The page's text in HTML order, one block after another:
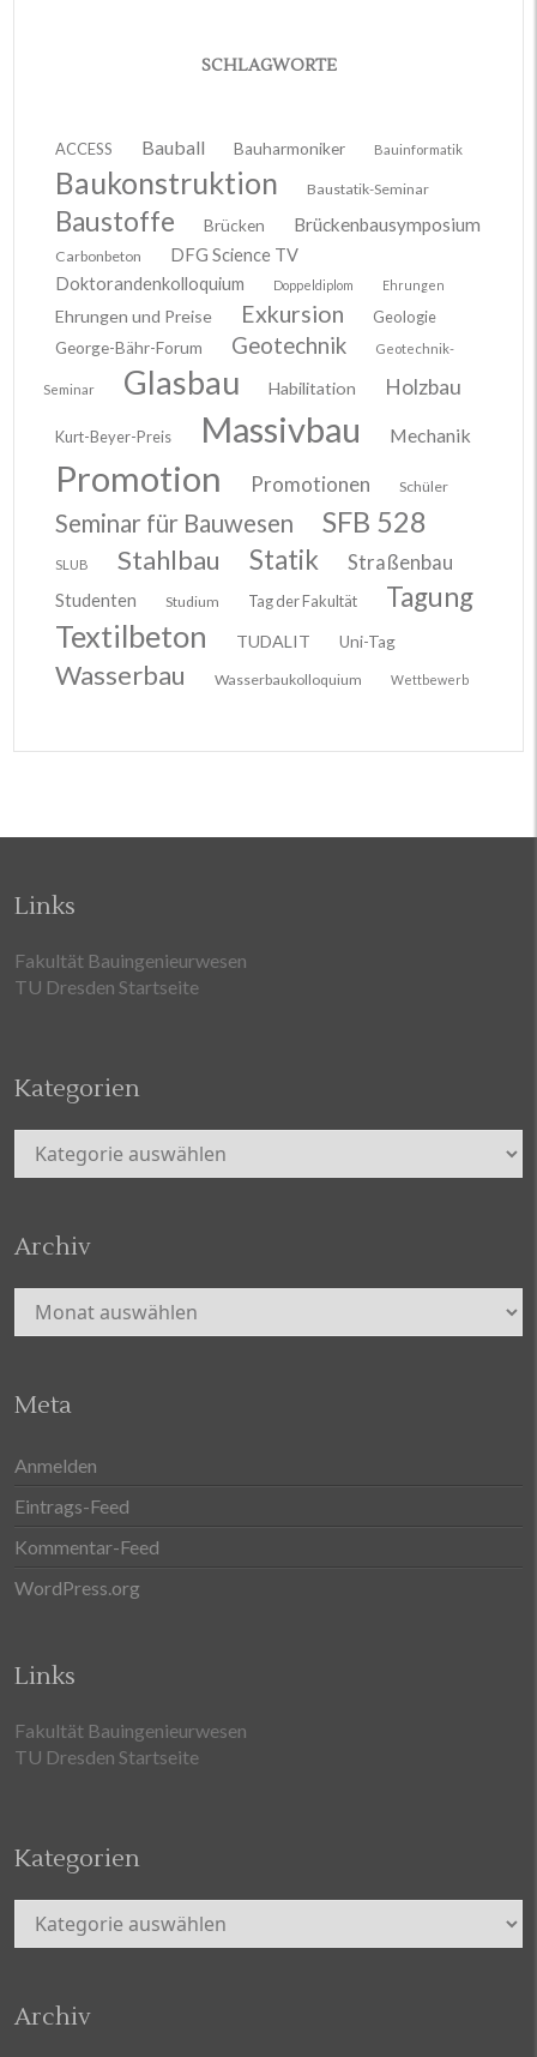
SCHLAGWORTE
ACCESS Bauball Bauharmoniker Bauinformatik
Baukonstruktion Baustatik-Seminar
Baustoffe Brücken Brückenbausymposium
Carbonbeton
DFG Science TV
Doktorandenkolloquium
Doppeldiplom Ehrungen
Ehrungen und Preise Exkursion
Geologie
George-Bähr-Forum
Geotechnik Geotechnik-
Seminar Glasbau Habilitation Holzbau
Kurt-Beyer-Preis Massivbau Mechanik
Promotion Promotionen Schüler
Seminar für Bauwesen SFB 528
SLUB Stahlbau Statik Straßenbau
Studenten Studium Tag der Fakultät Tagung
Textilbeton TUDALIT Uni-Tag
Wasserbau Wasserbaukolloquium Wettbewerb
Links
Fakultät Bauingenieurwesen
TU Dresden Startseite
Kategorien
Kategorien
Archiv
Archiv
Meta
Anmelden
Eintrags-Feed
Kommentar-Feed
WordPress.org
Links
Fakultät Bauingenieurwesen
TU Dresden Startseite
Kategorien
Kategorien
Archiv